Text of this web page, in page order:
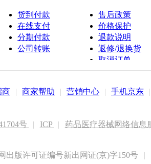
货到付款
在线支付
分期付款
公司转账
售后政策
价格保护
退款说明
返修/退换货
取消订单
商 | 商家帮助 | 营销中心 | 手机京东 |
号 | ICP | 药品医疗器械网络信息
出版许可证编号新出网证(京)字150号 |